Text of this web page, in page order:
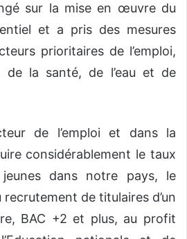
sur la mise en œuvre du
et a pris des mesures
prioritaires de l’emploi,
de la santé, de l’eau et de
de l’emploi et dans la
considérablement le taux
dans notre pays, le
de titulaires d’un
BAC +2 et plus, au profit